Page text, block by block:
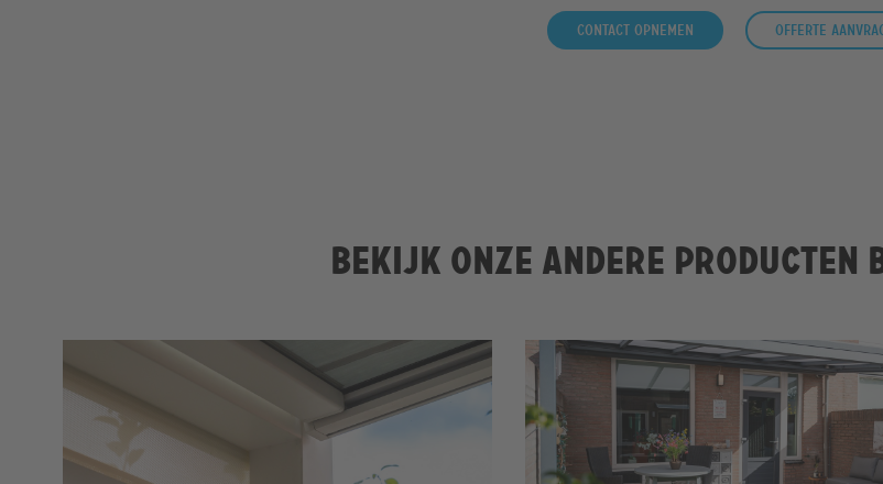
Contact opnemen Offerte
Bekijk onze andere producten